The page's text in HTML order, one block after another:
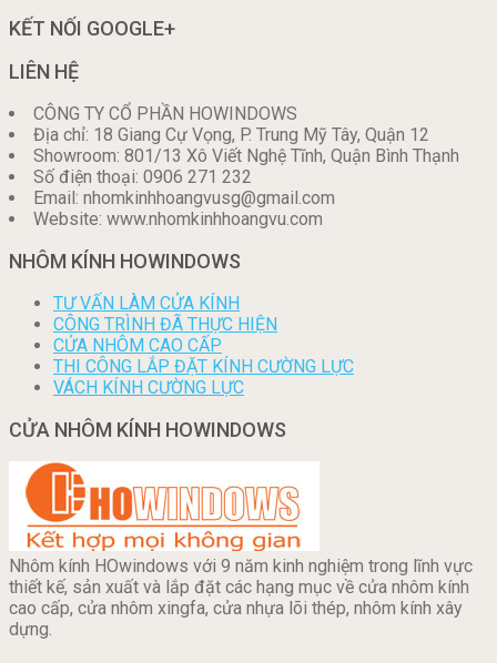
KẾT NỐI GOOGLE+
LIÊN HỆ
CÔNG TY CỔ PHẦN HOWINDOWS
Địa chỉ: 18 Giang Cự Vọng, P. Trung Mỹ Tây, Quận 12
Showroom: 801/13 Xô Viết Nghệ Tĩnh, Quận Bình Thạnh
Số điện thoại: 0906 271 232
Email: nhomkinhhoangvusg@gmail.com
Website: www.nhomkinhhoangvu.com
NHÔM KÍNH HOWINDOWS
TƯ VẤN LÀM CỬA KÍNH
CÔNG TRÌNH ĐÃ THỰC HIỆN
CỬA NHÔM CAO CẤP
THI CÔNG LẮP ĐẶT KÍNH CƯỜNG LỰC
VÁCH KÍNH CƯỜNG LỰC
CỬA NHÔM KÍNH HOWINDOWS
Nhôm kính HOwindows với 9 năm kinh nghiệm trong lĩnh vực
thiết kế, sản xuất và lắp đặt các hạng mục về cửa nhôm kính
cao cấp, cửa nhôm xingfa, cửa nhựa lõi thép, nhôm kính xây
dựng.